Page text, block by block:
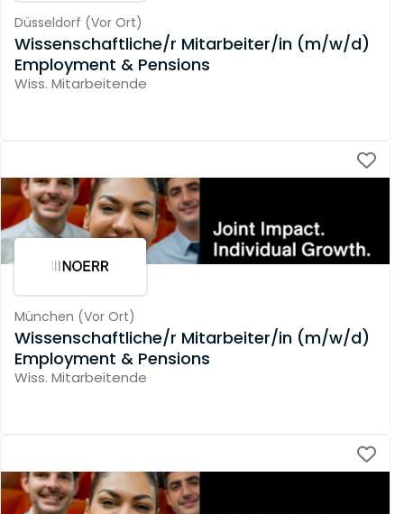
Düsseldorf (Vor Ort)
Wissenschaftliche/r Mitarbeiter/in (m/w/d)
Employment & Pensions
Wiss. Mitarbeitende
München (Vor Ort)
Wissenschaftliche/r Mitarbeiter/in (m/w/d)
Employment & Pensions
Wiss. Mitarbeitende